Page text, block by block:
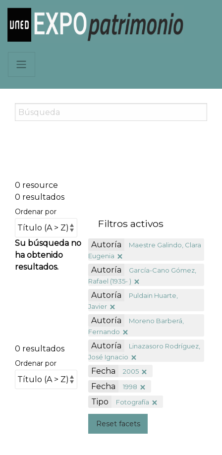
0 resource
0 resultados
Ordenar por
Su búsqueda no
ha obtenido
resultados.
0 resultados
Ordenar por
Filtros activos
Autoría
Maestre Galindo, Clara
Eugenia
Autoría
García-Cano Gómez,
Rafael (1935- )
Autoría
Puldain Huarte,
Javier
Autoría
Moreno Barberá,
Fernando
Autoría
Linazasoro Rodríguez,
José Ignacio
Fecha 2005
Fecha 1998
Tipo Fotografía
Reset facets